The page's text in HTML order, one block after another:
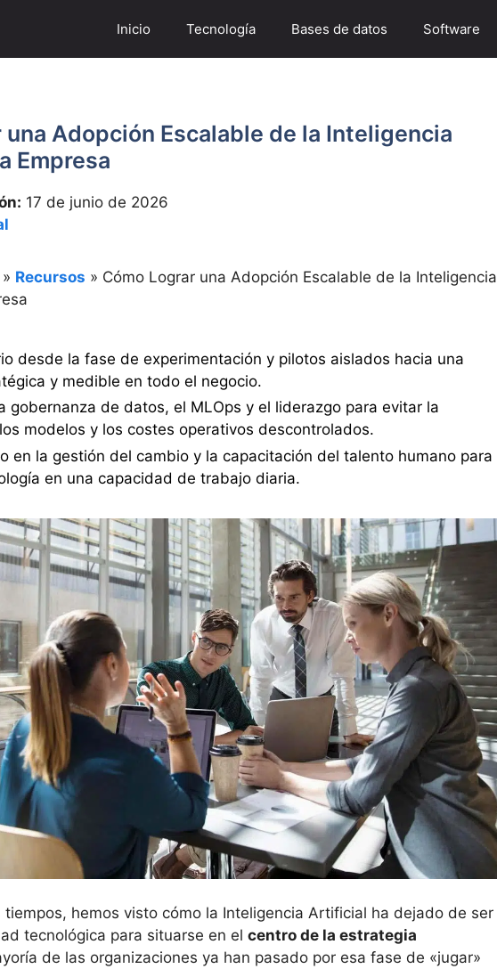
Inicio Tecnología Bases de datos Software
una Adopción Escalable de la Inteligencia
Empresa
17 de junio de 2026
» Recursos » Cómo Lograr una Adopción Escalable de la Inteligencia
desde la fase de experimentación y pilotos aislados hacia una
y medible en todo el negocio.
gobernanza de datos, el MLOps y el liderazgo para evitar la
modelos y los costes operativos descontrolados.
en la gestión del cambio y la capacitación del talento humano para
en una capacidad de trabajo diaria.
tiempos, hemos visto cómo la Inteligencia Artificial ha dejado de ser
tecnológica para situarse en el centro de la estrategia
de las organizaciones ya han pasado por esa fase de «jugar»